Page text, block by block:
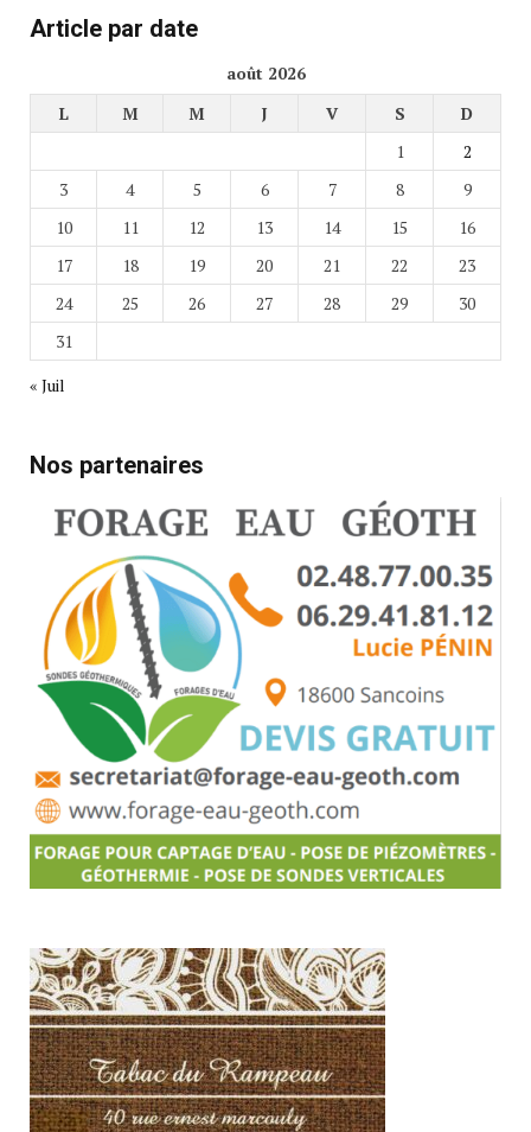
Article par date
août 2026
L
M M J V S
D
1
2
3
4 5 6 7 8
9
10
11 12 13 14 15
16
17
18 19 20 21 22
23
24
25 26 27 28 29
30
31
« Juil
Nos partenaires